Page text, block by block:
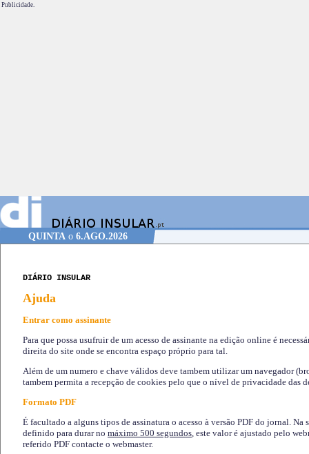
Publicidade.
QUINTAo 6.AGO.2026
DIÁRIO INSULAR
Ajuda
Entrar como assinante
Para que possa usufruir de um acesso de assinante na edição online é
direita do site onde se encontra espaço próprio para tal.
Além de um numero e chave válidos deve tambem utilizar um navegador
tambem permita a recepção de cookies pelo que o nível de privacidade das
Formato PDF
É facultado a alguns tipos de assinatura o acesso à versão PDF do jornal. Na
definido para durar no máximo 500 segundos, este valor é ajustado pelo
referido PDF contacte o webmaster.